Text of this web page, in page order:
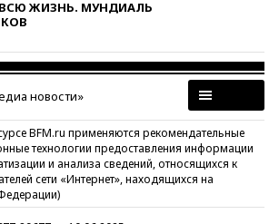
ЖИЗНЬ. МУНДИАЛЬ
новости»
BFM.ru применяются рекомендательные
технологии предоставления информации
и анализа сведений, относящихся к
сети «Интернет», находящихся на